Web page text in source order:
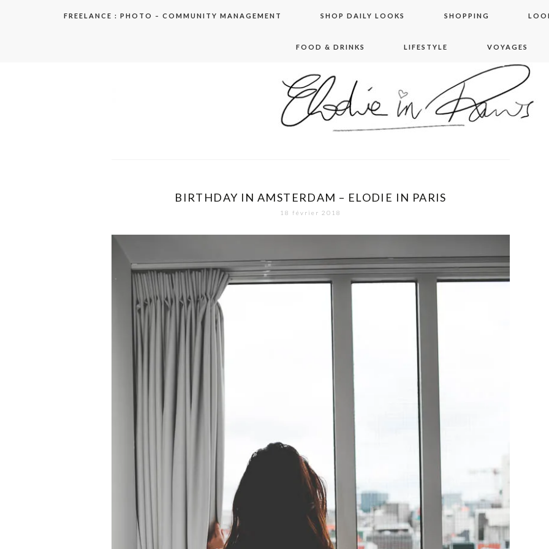
FREELANCE : PHOTO – COMMUNITY MANAGEMENT SHOP DAILY LOOKS SHOPPING
FOOD & DRINKS LIFESTYLE VOYAGES
elodie in paris
BIRTHDAY IN AMSTERDAM – ELODIE IN PARIS
18 février 2018